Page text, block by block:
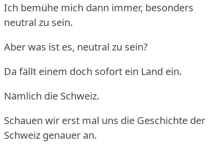
Ich bemühe mich dann immer, besonders
neutral zu sein.
Aber was ist es, neutral zu sein?
Da fällt einem doch sofort ein Land ein.
Nämlich die Schweiz.
Schauen wir erst mal uns die Geschichte der
Schweiz genauer an.